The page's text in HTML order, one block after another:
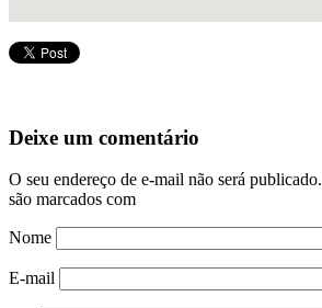
Deixe um comentário
O seu endereço de e-mail não será publicado.
são marcados com
Nome
E-mail